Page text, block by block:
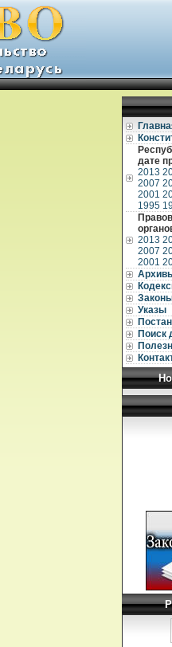
дате
2013
2007
2001
1995
2013
2007
2001
Указы
Поиск